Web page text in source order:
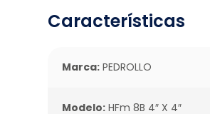
Características
Marca: PEDROLLO
Modelo: HFm 8B 4″ X 4″